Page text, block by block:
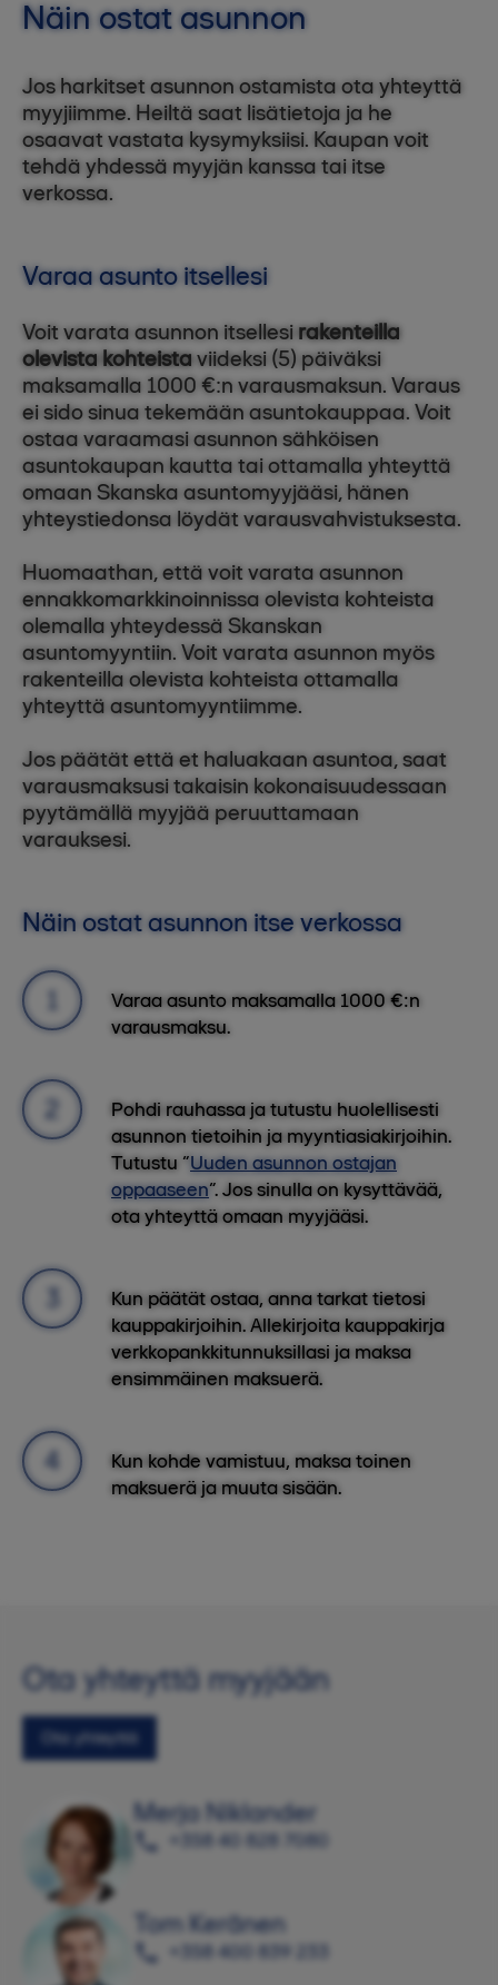
Näin ostat asunnon
Jos harkitset asunnon ostamista ota yhteyttä
myyjiimme. Heiltä saat lisätietoja ja he
osaavat vastata kysymyksiisi. Kaupan voit
tehdä yhdessä myyjän kanssa tai itse
verkossa.
Varaa asunto itsellesi
Voit varata asunnon itsellesirakenteilla
olevista kohteistaviideksi (5) päiväksi
maksamalla 1000 €:n varausmaksun. Varaus
ei sido sinua tekemään asuntokauppaa. Voit
ostaa varaamasi asunnon sähköisen
asuntokaupan kautta tai ottamalla yhteyttä
omaan Skanska asuntomyyjääsi, hänen
yhteystiedonsa löydät varausvahvistuksesta.
Huomaathan, että voit varata asunnon
ennakkomarkkinoinnissa olevista kohteista
olemalla yhteydessä Skanskan
asuntomyyntiin. Voit varata asunnon myös
rakenteilla olevista kohteista ottamalla
yhteyttä asuntomyyntiimme.
Jos päätät että et haluakaan asuntoa, saat
varausmaksusi takaisin kokonaisuudessaan
pyytämällä myyjää peruuttamaan
varauksesi.
Näin ostat asunnon itse verkossa
Varaa asunto maksamalla 1000 €:n
varausmaksu.
Pohdi rauhassa ja tutustu huolellisesti
asunnon tietoihin ja myyntiasiakirjoihin.
Tutustu “Uuden asunnon ostajan
oppaaseen”. Jos sinulla on kysyttävää,
ota yhteyttä omaan myyjääsi.
Kun päätät ostaa, anna tarkat tietosi
kauppakirjoihin. Allekirjoita kauppakirja
verkkopankkitunnuksillasi ja maksa
ensimmäinen maksuerä.
Kun kohde vamistuu, maksa toinen
maksuerä ja muuta sisään.
Ota yhteyttä myyjään
Ota yhteyttä
Merja Niklander
+358 40 828 7080
Tom Keränen
+358 400 839 233